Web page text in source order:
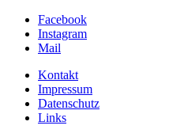
Facebook
Instagram
Mail
Kontakt
Impressum
Datenschutz
Links